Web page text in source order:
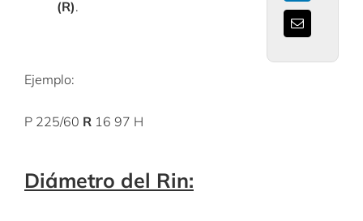
(R).
Ejemplo:
P 225/60 R 16 97 H
Diámetro del Rin: